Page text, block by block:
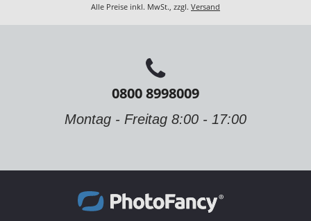
Alle Preise inkl. MwSt., zzgl. Versand
0800 8998009
Montag - Freitag 8:00 - 17:00